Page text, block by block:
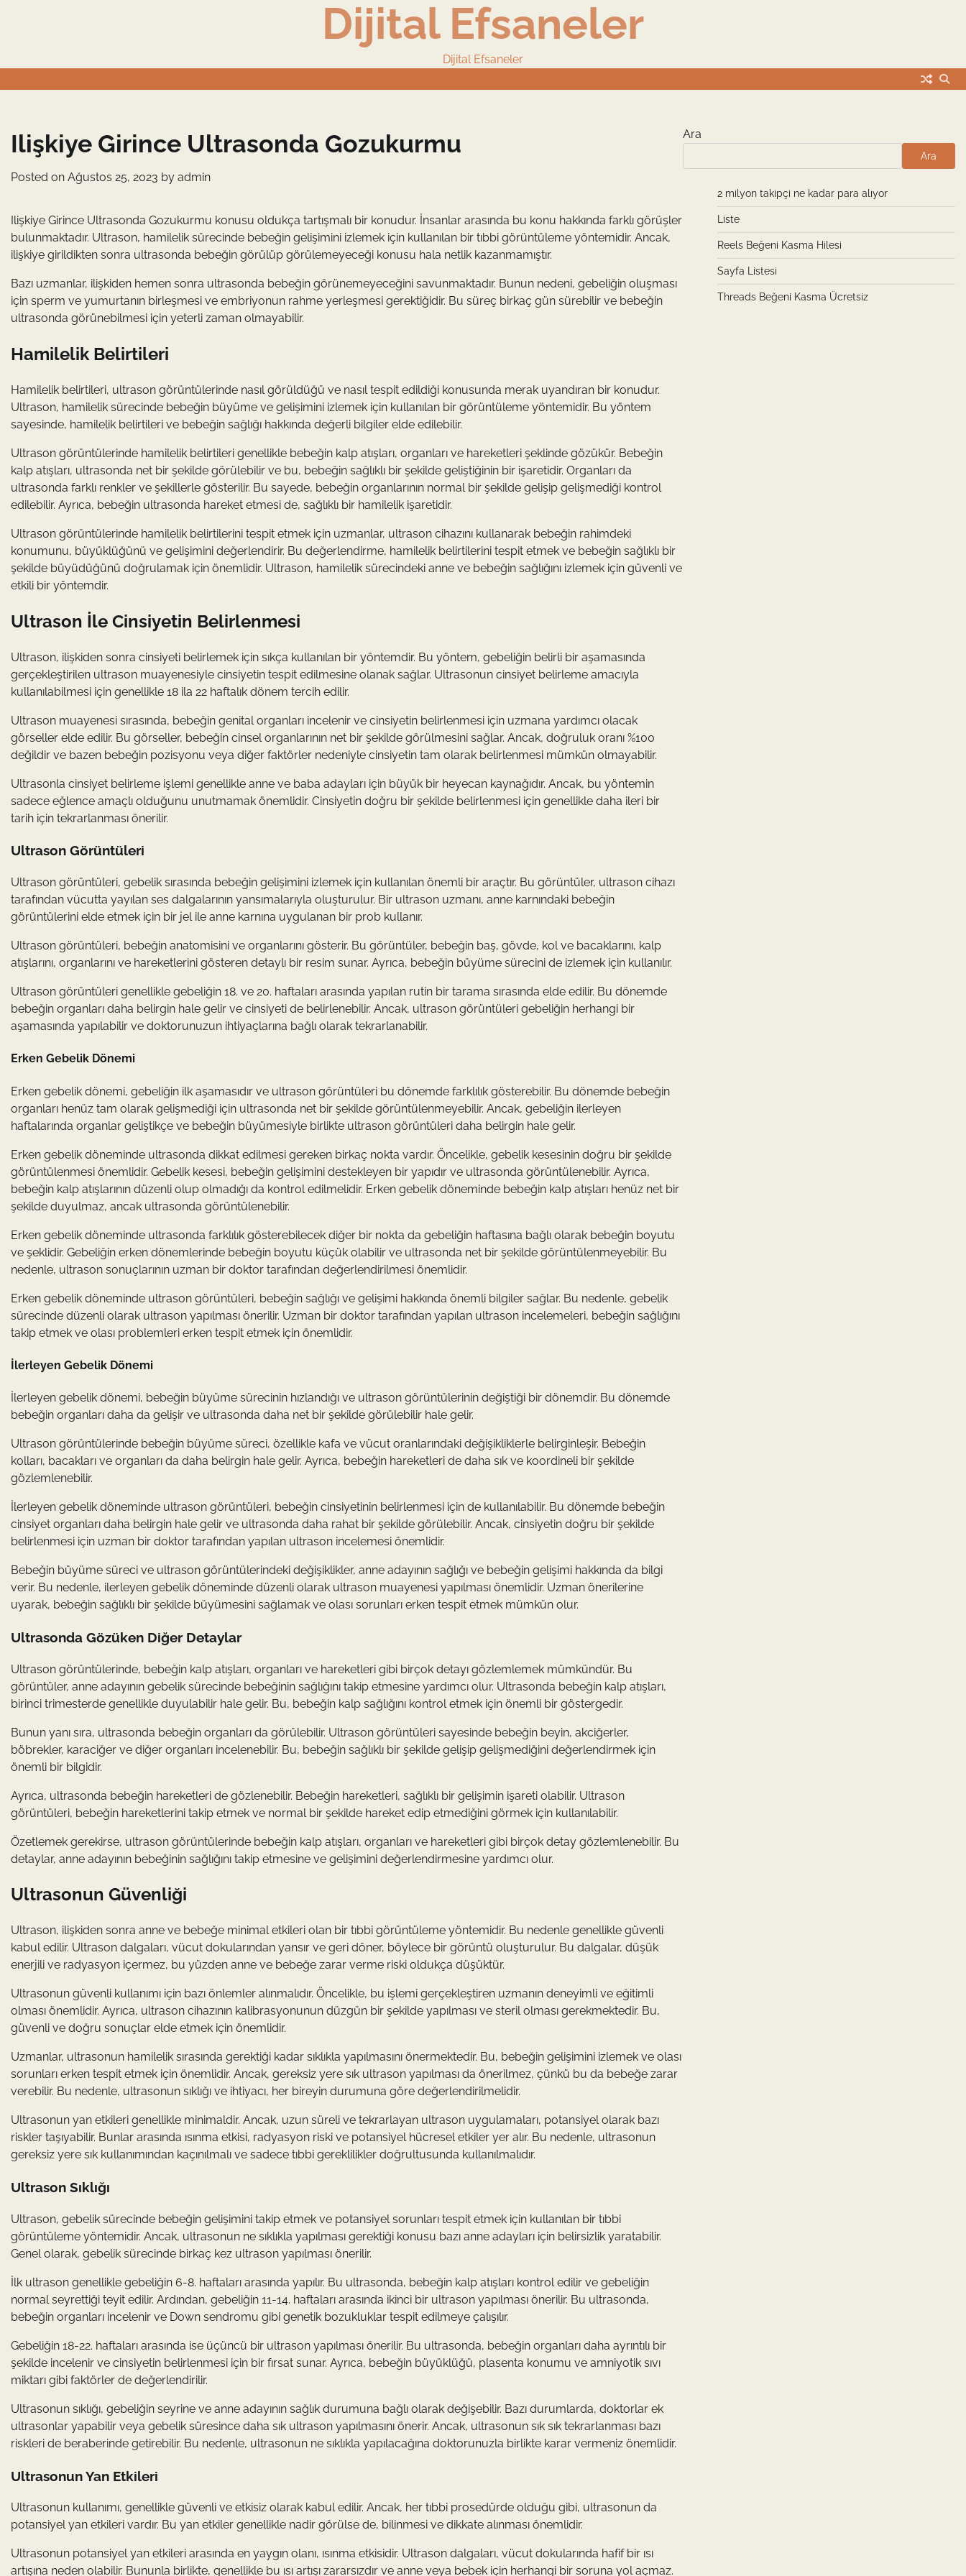
Dijital Efsaneler
Dijital Efsaneler
Ilişkiye Girince Ultrasonda Gozukurmu
Posted on Ağustos 25, 2023 by admin
Ilişkiye Girince Ultrasonda Gozukurmu konusu oldukça tartışmalı bir konudur. İnsanlar arasında bu konu hakkında farklı görüşler
bulunmaktadır. Ultrason, hamilelik sürecinde bebeğin gelişimini izlemek için kullanılan bir tıbbi görüntüleme yöntemidir. Ancak,
ilişkiye girildikten sonra ultrasonda bebeğin görülüp görülemeyeceği konusu hala netlik kazanmamıştır.
Bazı uzmanlar, ilişkiden hemen sonra ultrasonda bebeğin görünemeyeceğini savunmaktadır. Bunun nedeni, gebeliğin oluşması
için sperm ve yumurtanın birleşmesi ve embriyonun rahme yerleşmesi gerektiğidir. Bu süreç birkaç gün sürebilir ve bebeğin
ultrasonda görünebilmesi için yeterli zaman olmayabilir.
Hamilelik Belirtileri
Hamilelik belirtileri, ultrason görüntülerinde nasıl görüldüğü ve nasıl tespit edildiği konusunda merak uyandıran bir konudur.
Ultrason, hamilelik sürecinde bebeğin büyüme ve gelişimini izlemek için kullanılan bir görüntüleme yöntemidir. Bu yöntem
sayesinde, hamilelik belirtileri ve bebeğin sağlığı hakkında değerli bilgiler elde edilebilir.
Ultrason görüntülerinde hamilelik belirtileri genellikle bebeğin kalp atışları, organları ve hareketleri şeklinde gözükür. Bebeğin
kalp atışları, ultrasonda net bir şekilde görülebilir ve bu, bebeğin sağlıklı bir şekilde geliştiğinin bir işaretidir. Organları da
ultrasonda farklı renkler ve şekillerle gösterilir. Bu sayede, bebeğin organlarının normal bir şekilde gelişip gelişmediği kontrol
edilebilir. Ayrıca, bebeğin ultrasonda hareket etmesi de, sağlıklı bir hamilelik işaretidir.
Ultrason görüntülerinde hamilelik belirtilerini tespit etmek için uzmanlar, ultrason cihazını kullanarak bebeğin rahimdeki
konumunu, büyüklüğünü ve gelişimini değerlendirir. Bu değerlendirme, hamilelik belirtilerini tespit etmek ve bebeğin sağlıklı bir
şekilde büyüdüğünü doğrulamak için önemlidir. Ultrason, hamilelik sürecindeki anne ve bebeğin sağlığını izlemek için güvenli ve
etkili bir yöntemdir.
Ultrason İle Cinsiyetin Belirlenmesi
Ultrason, ilişkiden sonra cinsiyeti belirlemek için sıkça kullanılan bir yöntemdir. Bu yöntem, gebeliğin belirli bir aşamasında
gerçekleştirilen ultrason muayenesiyle cinsiyetin tespit edilmesine olanak sağlar. Ultrasonun cinsiyet belirleme amacıyla
kullanılabilmesi için genellikle 18 ila 22 haftalık dönem tercih edilir.
Ultrason muayenesi sırasında, bebeğin genital organları incelenir ve cinsiyetin belirlenmesi için uzmana yardımcı olacak
görseller elde edilir. Bu görseller, bebeğin cinsel organlarının net bir şekilde görülmesini sağlar. Ancak, doğruluk oranı %100
değildir ve bazen bebeğin pozisyonu veya diğer faktörler nedeniyle cinsiyetin tam olarak belirlenmesi mümkün olmayabilir.
Ultrasonla cinsiyet belirleme işlemi genellikle anne ve baba adayları için büyük bir heyecan kaynağıdır. Ancak, bu yöntemin
sadece eğlence amaçlı olduğunu unutmamak önemlidir. Cinsiyetin doğru bir şekilde belirlenmesi için genellikle daha ileri bir
tarih için tekrarlanması önerilir.
Ultrason Görüntüleri
Ultrason görüntüleri, gebelik sırasında bebeğin gelişimini izlemek için kullanılan önemli bir araçtır. Bu görüntüler, ultrason cihazı
tarafından vücutta yayılan ses dalgalarının yansımalarıyla oluşturulur. Bir ultrason uzmanı, anne karnındaki bebeğin
görüntülerini elde etmek için bir jel ile anne karnına uygulanan bir prob kullanır.
Ultrason görüntüleri, bebeğin anatomisini ve organlarını gösterir. Bu görüntüler, bebeğin baş, gövde, kol ve bacaklarını, kalp
atışlarını, organlarını ve hareketlerini gösteren detaylı bir resim sunar. Ayrıca, bebeğin büyüme sürecini de izlemek için kullanılır.
Ultrason görüntüleri genellikle gebeliğin 18. ve 20. haftaları arasında yapılan rutin bir tarama sırasında elde edilir. Bu dönemde
bebeğin organları daha belirgin hale gelir ve cinsiyeti de belirlenebilir. Ancak, ultrason görüntüleri gebeliğin herhangi bir
aşamasında yapılabilir ve doktorunuzun ihtiyaçlarına bağlı olarak tekrarlanabilir.
Erken Gebelik Dönemi
Erken gebelik dönemi, gebeliğin ilk aşamasıdır ve ultrason görüntüleri bu dönemde farklılık gösterebilir. Bu dönemde bebeğin
organları henüz tam olarak gelişmediği için ultrasonda net bir şekilde görüntülenmeyebilir. Ancak, gebeliğin ilerleyen
haftalarında organlar geliştikçe ve bebeğin büyümesiyle birlikte ultrason görüntüleri daha belirgin hale gelir.
Erken gebelik döneminde ultrasonda dikkat edilmesi gereken birkaç nokta vardır. Öncelikle, gebelik kesesinin doğru bir şekilde
görüntülenmesi önemlidir. Gebelik kesesi, bebeğin gelişimini destekleyen bir yapıdır ve ultrasonda görüntülenebilir. Ayrıca,
bebeğin kalp atışlarının düzenli olup olmadığı da kontrol edilmelidir. Erken gebelik döneminde bebeğin kalp atışları henüz net bir
şekilde duyulmaz, ancak ultrasonda görüntülenebilir.
Erken gebelik döneminde ultrasonda farklılık gösterebilecek diğer bir nokta da gebeliğin haftasına bağlı olarak bebeğin boyutu
ve şeklidir. Gebeliğin erken dönemlerinde bebeğin boyutu küçük olabilir ve ultrasonda net bir şekilde görüntülenmeyebilir. Bu
nedenle, ultrason sonuçlarının uzman bir doktor tarafından değerlendirilmesi önemlidir.
Erken gebelik döneminde ultrason görüntüleri, bebeğin sağlığı ve gelişimi hakkında önemli bilgiler sağlar. Bu nedenle, gebelik
sürecinde düzenli olarak ultrason yapılması önerilir. Uzman bir doktor tarafından yapılan ultrason incelemeleri, bebeğin sağlığını
takip etmek ve olası problemleri erken tespit etmek için önemlidir.
İlerleyen Gebelik Dönemi
İlerleyen gebelik dönemi, bebeğin büyüme sürecinin hızlandığı ve ultrason görüntülerinin değiştiği bir dönemdir. Bu dönemde
bebeğin organları daha da gelişir ve ultrasonda daha net bir şekilde görülebilir hale gelir.
Ultrason görüntülerinde bebeğin büyüme süreci, özellikle kafa ve vücut oranlarındaki değişikliklerle belirginleşir. Bebeğin
kolları, bacakları ve organları da daha belirgin hale gelir. Ayrıca, bebeğin hareketleri de daha sık ve koordineli bir şekilde
gözlemlenebilir.
İlerleyen gebelik döneminde ultrason görüntüleri, bebeğin cinsiyetinin belirlenmesi için de kullanılabilir. Bu dönemde bebeğin
cinsiyet organları daha belirgin hale gelir ve ultrasonda daha rahat bir şekilde görülebilir. Ancak, cinsiyetin doğru bir şekilde
belirlenmesi için uzman bir doktor tarafından yapılan ultrason incelemesi önemlidir.
Bebeğin büyüme süreci ve ultrason görüntülerindeki değişiklikler, anne adayının sağlığı ve bebeğin gelişimi hakkında da bilgi
verir. Bu nedenle, ilerleyen gebelik döneminde düzenli olarak ultrason muayenesi yapılması önemlidir. Uzman önerilerine
uyarak, bebeğin sağlıklı bir şekilde büyümesini sağlamak ve olası sorunları erken tespit etmek mümkün olur.
Ultrasonda Gözüken Diğer Detaylar
Ultrason görüntülerinde, bebeğin kalp atışları, organları ve hareketleri gibi birçok detayı gözlemlemek mümkündür. Bu
görüntüler, anne adayının gebelik sürecinde bebeğinin sağlığını takip etmesine yardımcı olur. Ultrasonda bebeğin kalp atışları,
birinci trimesterde genellikle duyulabilir hale gelir. Bu, bebeğin kalp sağlığını kontrol etmek için önemli bir göstergedir.
Bunun yanı sıra, ultrasonda bebeğin organları da görülebilir. Ultrason görüntüleri sayesinde bebeğin beyin, akciğerler,
böbrekler, karaciğer ve diğer organları incelenebilir. Bu, bebeğin sağlıklı bir şekilde gelişip gelişmediğini değerlendirmek için
önemli bir bilgidir.
Ayrıca, ultrasonda bebeğin hareketleri de gözlenebilir. Bebeğin hareketleri, sağlıklı bir gelişimin işareti olabilir. Ultrason
görüntüleri, bebeğin hareketlerini takip etmek ve normal bir şekilde hareket edip etmediğini görmek için kullanılabilir.
Özetlemek gerekirse, ultrason görüntülerinde bebeğin kalp atışları, organları ve hareketleri gibi birçok detay gözlemlenebilir. Bu
detaylar, anne adayının bebeğinin sağlığını takip etmesine ve gelişimini değerlendirmesine yardımcı olur.
Ultrasonun Güvenliği
Ultrason, ilişkiden sonra anne ve bebeğe minimal etkileri olan bir tıbbi görüntüleme yöntemidir. Bu nedenle genellikle güvenli
kabul edilir. Ultrason dalgaları, vücut dokularından yansır ve geri döner, böylece bir görüntü oluşturulur. Bu dalgalar, düşük
enerjili ve radyasyon içermez, bu yüzden anne ve bebeğe zarar verme riski oldukça düşüktür.
Ultrasonun güvenli kullanımı için bazı önlemler alınmalıdır. Öncelikle, bu işlemi gerçekleştiren uzmanın deneyimli ve eğitimli
olması önemlidir. Ayrıca, ultrason cihazının kalibrasyonunun düzgün bir şekilde yapılması ve steril olması gerekmektedir. Bu,
güvenli ve doğru sonuçlar elde etmek için önemlidir.
Uzmanlar, ultrasonun hamilelik sırasında gerektiği kadar sıklıkla yapılmasını önermektedir. Bu, bebeğin gelişimini izlemek ve olası
sorunları erken tespit etmek için önemlidir. Ancak, gereksiz yere sık ultrason yapılması da önerilmez, çünkü bu da bebeğe zarar
verebilir. Bu nedenle, ultrasonun sıklığı ve ihtiyacı, her bireyin durumuna göre değerlendirilmelidir.
Ultrasonun yan etkileri genellikle minimaldir. Ancak, uzun süreli ve tekrarlayan ultrason uygulamaları, potansiyel olarak bazı
riskler taşıyabilir. Bunlar arasında ısınma etkisi, radyasyon riski ve potansiyel hücresel etkiler yer alır. Bu nedenle, ultrasonun
gereksiz yere sık kullanımından kaçınılmalı ve sadece tıbbi gereklilikler doğrultusunda kullanılmalıdır.
Ultrason Sıklığı
Ultrason, gebelik sürecinde bebeğin gelişimini takip etmek ve potansiyel sorunları tespit etmek için kullanılan bir tıbbi
görüntüleme yöntemidir. Ancak, ultrasonun ne sıklıkla yapılması gerektiği konusu bazı anne adayları için belirsizlik yaratabilir.
Genel olarak, gebelik sürecinde birkaç kez ultrason yapılması önerilir.
İlk ultrason genellikle gebeliğin 6-8. haftaları arasında yapılır. Bu ultrasonda, bebeğin kalp atışları kontrol edilir ve gebeliğin
normal seyrettiği teyit edilir. Ardından, gebeliğin 11-14. haftaları arasında ikinci bir ultrason yapılması önerilir. Bu ultrasonda,
bebeğin organları incelenir ve Down sendromu gibi genetik bozukluklar tespit edilmeye çalışılır.
Gebeliğin 18-22. haftaları arasında ise üçüncü bir ultrason yapılması önerilir. Bu ultrasonda, bebeğin organları daha ayrıntılı bir
şekilde incelenir ve cinsiyetin belirlenmesi için bir fırsat sunar. Ayrıca, bebeğin büyüklüğü, plasenta konumu ve amniyotik sıvı
miktarı gibi faktörler de değerlendirilir.
Ultrasonun sıklığı, gebeliğin seyrine ve anne adayının sağlık durumuna bağlı olarak değişebilir. Bazı durumlarda, doktorlar ek
ultrasonlar yapabilir veya gebelik süresince daha sık ultrason yapılmasını önerir. Ancak, ultrasonun sık sık tekrarlanması bazı
riskleri de beraberinde getirebilir. Bu nedenle, ultrasonun ne sıklıkla yapılacağına doktorunuzla birlikte karar vermeniz önemlidir.
Ultrasonun Yan Etkileri
Ultrasonun kullanımı, genellikle güvenli ve etkisiz olarak kabul edilir. Ancak, her tıbbi prosedürde olduğu gibi, ultrasonun da
potansiyel yan etkileri vardır. Bu yan etkiler genellikle nadir görülse de, bilinmesi ve dikkate alınması önemlidir.
Ultrasonun potansiyel yan etkileri arasında en yaygın olanı, ısınma etkisidir. Ultrason dalgaları, vücut dokularında hafif bir ısı
artışına neden olabilir. Bununla birlikte, genellikle bu ısı artışı zararsızdır ve anne veya bebek için herhangi bir soruna yol açmaz.
Ara
Ara
2 milyon takipçi ne kadar para alıyor
Liste
Reels Beğeni Kasma Hilesi
Sayfa Listesi
Threads Beğeni Kasma Ücretsiz